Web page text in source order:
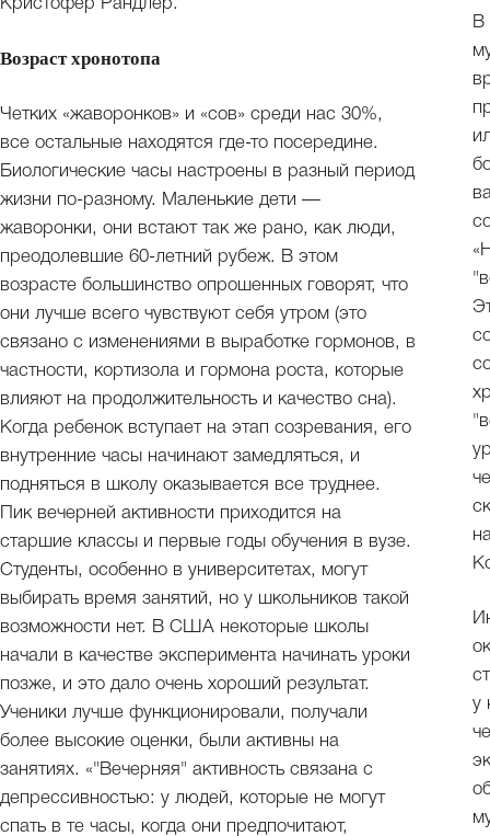
Кристофер Рандлер.
Возраст хронотопа
Четких «жаворонков» и «сов» среди нас 30%,
все остальные находятся где-то посередине.
Биологические часы настроены в разный период
жизни по-разному. Маленькие дети —
жаворонки, они встают так же рано, как люди,
преодолевшие 60-летний рубеж. В этом
возрасте большинство опрошенных говорят, что
они лучше всего чувствуют себя утром (это
связано с изменениями в выработке гормонов, в
частности, кортизола и гормона роста, которые
влияют на продолжительность и качество сна).
Когда ребенок вступает на этап созревания, его
внутренние часы начинают замедляться, и
подняться в школу оказывается все труднее.
Пик вечерней активности приходится на
старшие классы и первые годы обучения в вузе.
Студенты, особенно в университетах, могут
выбирать время занятий, но у школьников такой
возможности нет. В США некоторые школы
начали в качестве эксперимента начинать уроки
позже, и это дало очень хороший результат.
Ученики лучше функционировали, получали
более высокие оценки, были активны на
занятиях. «"Вечерняя" активность связана с
депрессивностью: у людей, которые не могут
спать в те часы, когда они предпочитают,
В
у